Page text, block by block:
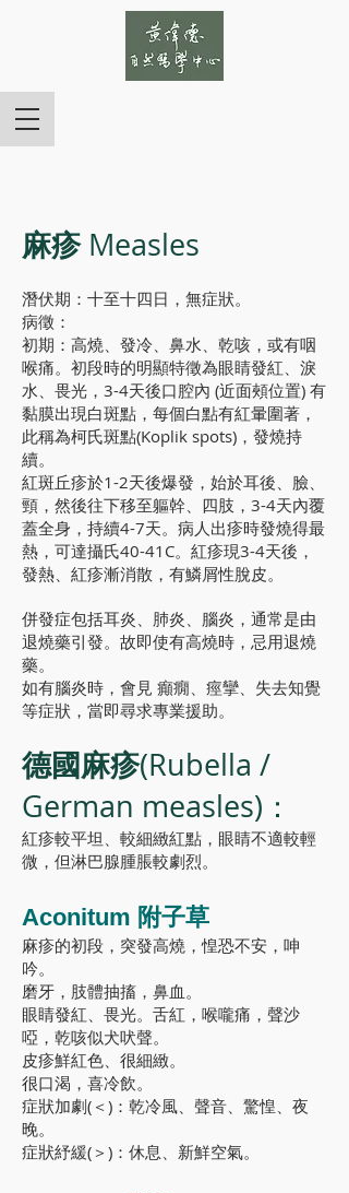
麻疹 Measles
潛伏期：十至十四日，無症狀。
病徵：
初期：高燒、發冷、鼻水、乾咳，或有咽
喉痛。初段時的明顯特徵為眼睛發紅、淚
水、畏光，3-4天後口腔內 (近面頰位置) 有
黏膜出現白斑點，每個白點有紅暈圍著，
此稱為柯氏斑點(Koplik spots)，發燒持
續。
紅斑丘疹於1-2天後爆發，始於耳後、臉、
頸，然後往下移至軀幹、四肢，3-4天內覆
蓋全身，持續4-7天。病人出疹時發燒得最
熱，可達攝氏40-41C。紅疹現3-4天後，
發熱、紅疹漸消散，有鱗屑性脫皮。
併發症包括耳炎、肺炎、腦炎，通常是由
退燒藥引發。故即使有高燒時，忌用退燒
藥。
如有腦炎時，會見 癲癇、痙攣、失去知覺
等症狀，當即尋求專業援助。
德國麻疹(Rubella /
German measles)：
紅疹較平坦、較細緻紅點，眼睛不適較輕
微，但淋巴腺腫脹較劇烈。
Aconitum 附子草
麻疹的初段，突發高燒，惶恐不安，呻
吟。
磨牙，肢體抽搐，鼻血。
眼睛發紅、畏光。舌紅，喉嚨痛，聲沙
啞，乾咳似犬吠聲。
皮疹鮮紅色、很細緻。
很口渴，喜冷飲。
症狀加劇(＜)：乾冷風、聲音、驚惶、夜
晚。
症狀紓緩(＞)：休息、新鮮空氣。